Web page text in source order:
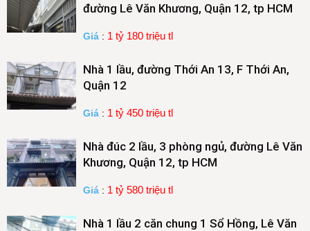
đường Lê Văn Khương, Quận 12, tp HCM
Giá : 1 tỷ 180 triệu tl
Nhà 1 lầu, đường Thới An 13, F Thới An,
Quận 12
Giá : 1 tỷ 450 triệu tl
Nhà đúc 2 lầu, 3 phòng ngủ, đường Lê Văn
Khương, Quận 12, tp HCM
Giá : 1 tỷ 580 triệu tl
Nhà 1 lầu 2 căn chung 1 Sổ Hồng, Lê Văn